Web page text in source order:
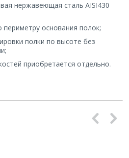
нержавеющая сталь AISI430
основания полок;
полки по высоте без
приобретается отдельно.